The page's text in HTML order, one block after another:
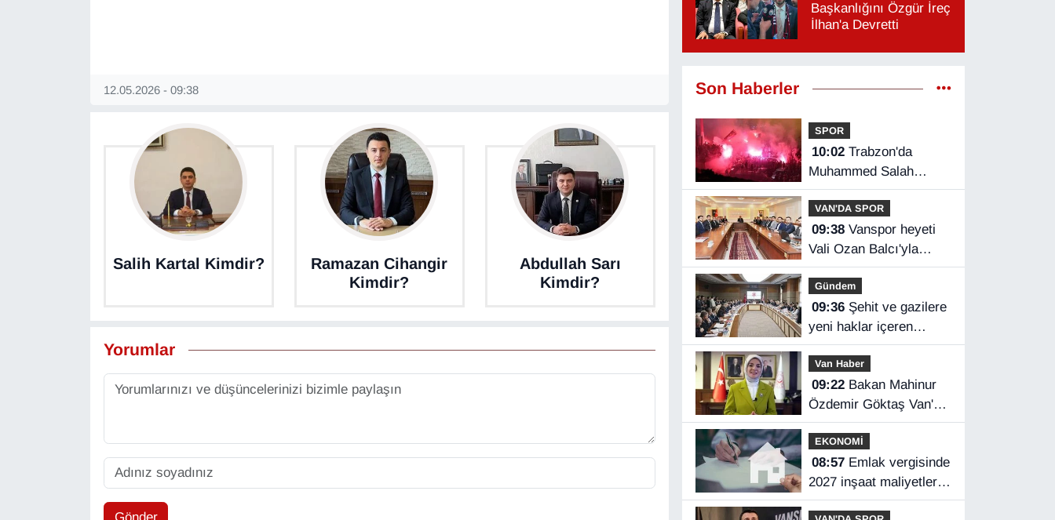
12.05.2026 - 09:38
Salih Kartal Kimdir?
Ramazan Cihangir
Kimdir?
Abdullah Sarı
Kimdir?
Yorumlar
Başkanlığını Özgür İreç
İlhan'a Devretti
Son Haberler
SPOR
10:02Trabzon'da
Muhammed Salah
coşkusu yaşandı
VAN'DA SPOR
09:38Vanspor heyeti
Vali Ozan Balcı'yla
görüştü
Gündem
09:36Şehit ve gazilere
yeni haklar içeren
kanun teklifi
komisyondan geçti
Van Haber
09:22Bakan Mahinur
Özdemir Göktaş Van'a
geliyor
EKONOMİ
08:57Emlak vergisinde
2027 inşaat maliyetleri
netleşti
Kim Kimdir?
Resmi İlanlar